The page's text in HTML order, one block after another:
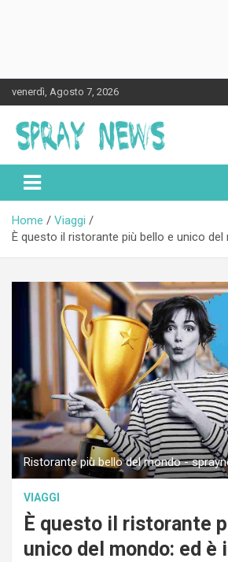
to
content
venerdì, Agosto 7, 2026
Spraynews.it
Home
Viaggi
È questo il ristorante più bello e unico del
Ristorante più bello del mondo -
VIAGGI
È questo il ristorante
unico del mondo: ed è